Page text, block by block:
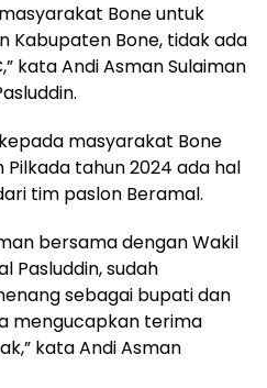
Bone untuk
Kabupaten Bone, tidak ada
kata Andi Asman Sulaiman
masyarakat Bone
tahun 2024 ada hal
tim paslon Beramal.
bersama dengan Wakil
Pasluddin, sudah
sebagai bupati dan
mengucapkan terima
kata Andi Asman